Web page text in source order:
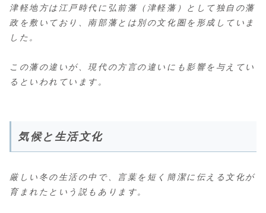
津軽地方は江戸時代に弘前藩（津軽藩）として独自の藩
政を敷いており、南部藩とは別の文化圏を形成していま
した。
この藩の違いが、現代の方言の違いにも影響を与えてい
るといわれています。
気候と生活文化
厳しい冬の生活の中で、言葉を短く簡潔に伝える文化が
育まれたという説もあります。